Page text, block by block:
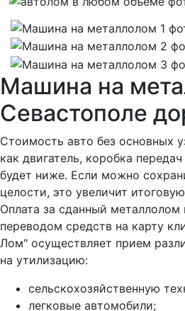
Машина на
Севастополе
Стоимость авто без основных
как двигатель, коробка
будет ниже. Если можно
целости, это увеличит
Оплата за сданный металлолом
переводом средств на карту
Лом" осуществляет прием
на утилизацию:
сельскохозяйственную
легковые автомобили;